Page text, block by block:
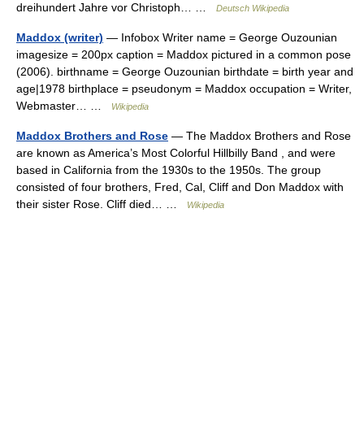
dreihundert Jahre vor Christoph… …
Deutsch Wikipedia
Maddox (writer) — Infobox Writer name = George Ouzounian
imagesize = 200px caption = Maddox pictured in a common pose
(2006). birthname = George Ouzounian birthdate = birth year and
age|1978 birthplace = pseudonym = Maddox occupation = Writer,
Webmaster… …
Wikipedia
Maddox Brothers and Rose — The Maddox Brothers and Rose
are known as America’s Most Colorful Hillbilly Band , and were
based in California from the 1930s to the 1950s. The group
consisted of four brothers, Fred, Cal, Cliff and Don Maddox with
their sister Rose. Cliff died… …
Wikipedia